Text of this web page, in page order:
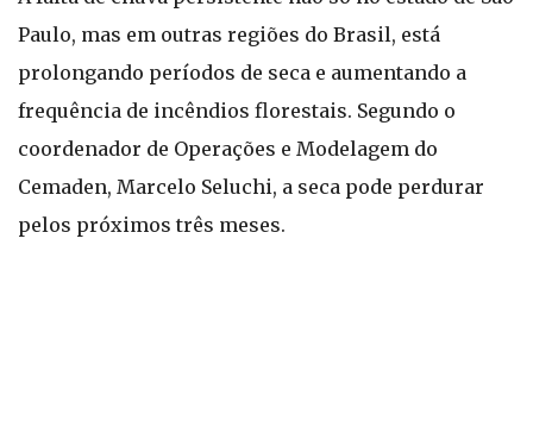
Paulo, mas em outras regiões do Brasil, está
prolongando períodos de seca e aumentando a
frequência de incêndios florestais. Segundo o
coordenador de Operações e Modelagem do
Cemaden, Marcelo Seluchi, a seca pode perdurar
pelos próximos três meses.